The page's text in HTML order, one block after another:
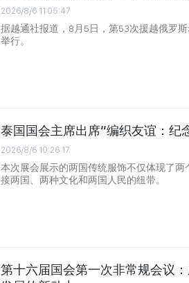
2026/8/6 11:05:47
据越通社报道，8月5日，第53次援越俄罗
举行。
泰国国会主席出席“编织友谊：纪
2026/8/6 10:26:17
本次展会展示的两国传统服饰不仅体现了
接两国、两种文化和两国人民的纽带。
第十六届国会第一次非常规会议